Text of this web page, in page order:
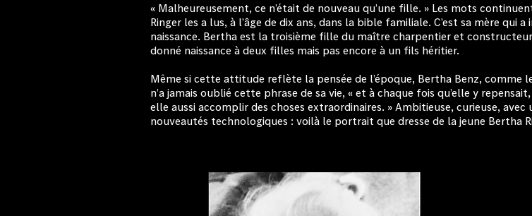
« Malheureusement, ce n’était de nouveau qu’une fille. » Les mots
Ringer les a lus, à l’âge de dix ans, dans la bible familiale. C’est sa mère
naissance. Bertha est la troisième fille du maître charpentier et
donné naissance à deux filles mais pas encore à un fils héritier.
Même si cette attitude reflète la pensée de l’époque, Bertha Benz,
n’a jamais oublié cette phrase de sa vie, « et à chaque fois qu’elle y
elle aussi accomplir des choses extraordinaires. » Ambitieuse, curieuse,
nouveautés technologiques : voilà le portrait que dresse de la jeune Bertha